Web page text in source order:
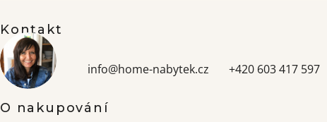
Kontakt
info@home-nabytek.cz +420 603 417 597
O nakupování